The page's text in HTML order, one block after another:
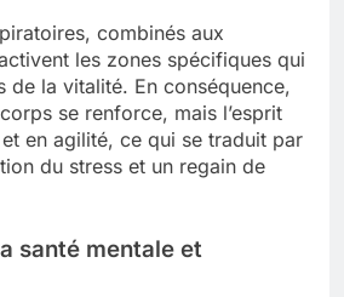
combinés aux
les zones spécifiques qui
de la vitalité. En conséquence,
se renforce, mais l’esprit
en agilité, ce qui se traduit par
du stress et un regain de
santé mentale et